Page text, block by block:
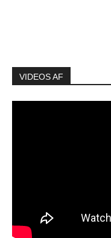
VIDEOS AF